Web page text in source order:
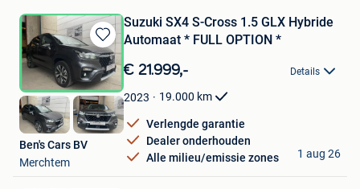
Bewaren
in
Mijn
Favorieten
Suzuki SX4 S-Cross 1.5 GLX Hybride
Automaat * FULL OPTION *
€ 21.999,- Details
2023 19.000 km
Verlengde garantie
Dealer onderhouden
Alle milieu/emissie zones
Ben's Cars BV
Merchtem
1 aug 26